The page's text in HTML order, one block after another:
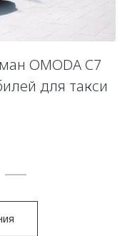
OMODA C7
для такси